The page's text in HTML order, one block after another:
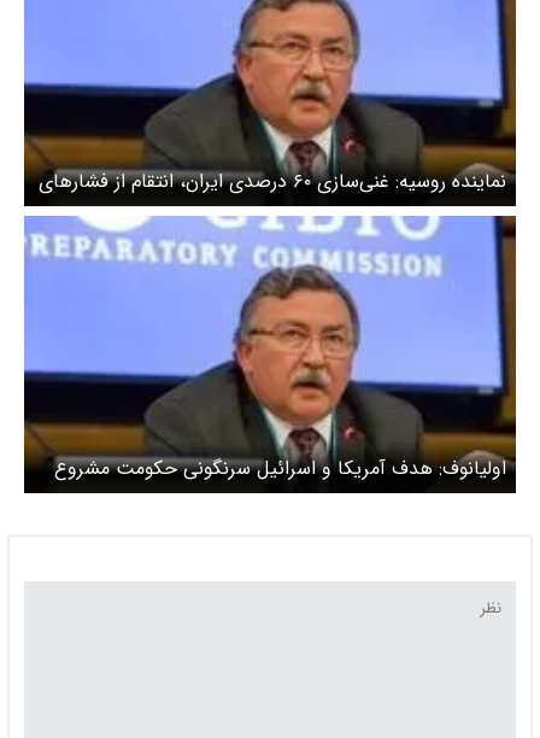
نماینده روسیه: غنی‌سازی ۶۰ درصدی ایران، انتقام از فشارهای
غرب است
اولیانوف: هدف آمریکا و اسرائیل سرنگونی حکومت مشروع
ایران است